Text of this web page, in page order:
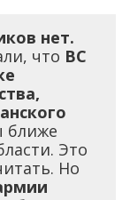
нет.
что ВС
ближе
Это
Но